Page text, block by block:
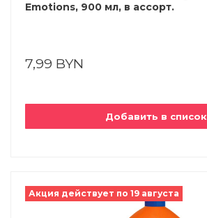
Emotions, 900 мл, в ассорт.
7,99 BYN
Добавить в список
Акция действует по 19 августа